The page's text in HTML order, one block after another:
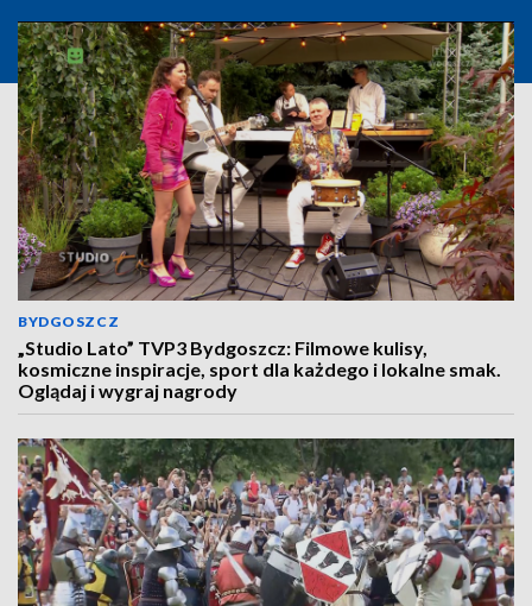
BYDGOSZCZ
„Studio Lato” TVP3 Bydgoszcz: Filmowe kulisy,
kosmiczne inspiracje, sport dla każdego i lokalne smak.
Oglądaj i wygraj nagrody